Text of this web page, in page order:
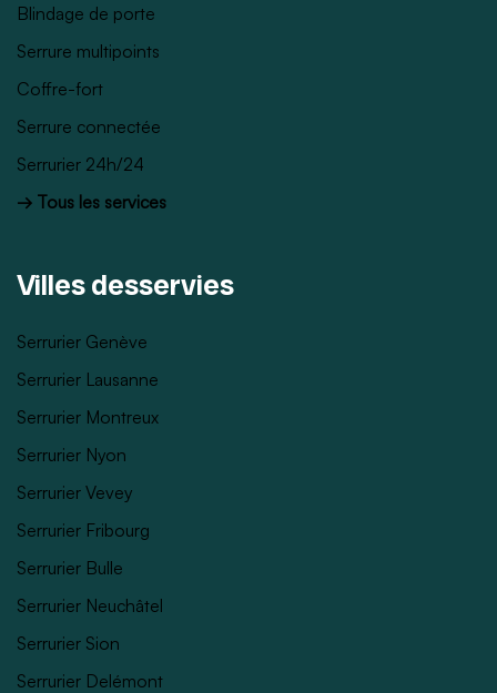
Blindage de porte
Serrure multipoints
Coffre-fort
Serrure connectée
Serrurier 24h/24
→ Tous les services
Villes desservies
Serrurier Genève
Serrurier Lausanne
Serrurier Montreux
Serrurier Nyon
Serrurier Vevey
Serrurier Fribourg
Serrurier Bulle
Serrurier Neuchâtel
Serrurier Sion
Serrurier Delémont